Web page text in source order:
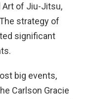
Art of Jiu-Jitsu,
strategy of
significant
big events,
Carlson Gracie